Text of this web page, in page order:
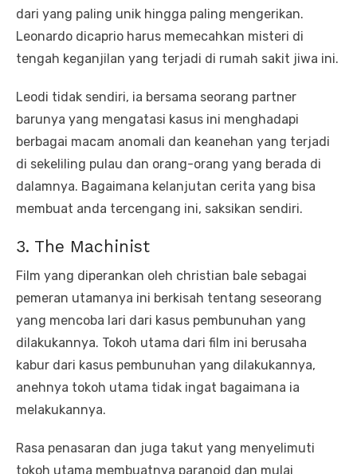
dari yang paling unik hingga paling mengerikan.
Leonardo dicaprio harus memecahkan misteri di
tengah keganjilan yang terjadi di rumah sakit jiwa ini.
Leodi tidak sendiri, ia bersama seorang partner
barunya yang mengatasi kasus ini menghadapi
berbagai macam anomali dan keanehan yang terjadi
di sekeliling pulau dan orang-orang yang berada di
dalamnya. Bagaimana kelanjutan cerita yang bisa
membuat anda tercengang ini, saksikan sendiri.
3. The Machinist
Film yang diperankan oleh christian bale sebagai
pemeran utamanya ini berkisah tentang seseorang
yang mencoba lari dari kasus pembunuhan yang
dilakukannya. Tokoh utama dari film ini berusaha
kabur dari kasus pembunuhan yang dilakukannya,
anehnya tokoh utama tidak ingat bagaimana ia
melakukannya.
Rasa penasaran dan juga takut yang menyelimuti
tokoh utama membuatnya paranoid dan mulai